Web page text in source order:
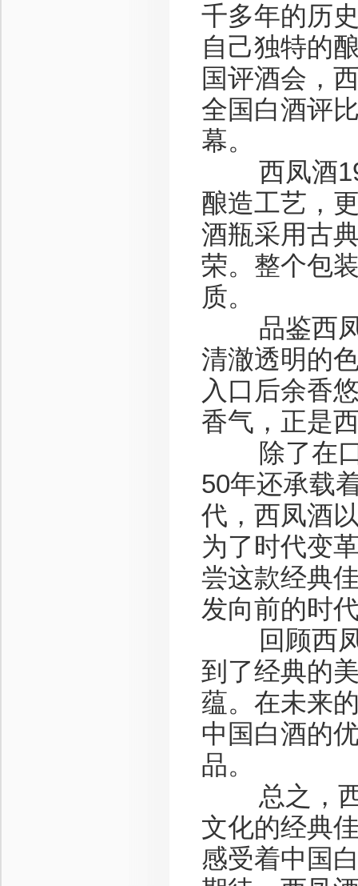
千多年的历
自己独特的
国评酒会，
全国白酒评
幕。
西凤酒
酿造工艺，
酒瓶采用古
荣。整个包
质。
品鉴西凤
清澈透明的
入口后余香
香气，正是
除了在口
50年还承载
代，西凤酒
为了时代变
尝这款经典
发向前的时
回顾西凤
到了经典的
蕴。在未来
中国白酒的
品。
总之，西
文化的经典
感受着中国